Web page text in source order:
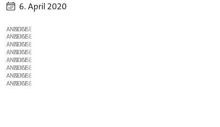
6. April 2020
ANZEIGE
ANZEIGE
ANZEIGE
ANZEIGE
ANZEIGE
ANZEIGE
ANZEIGE
ANZEIGE